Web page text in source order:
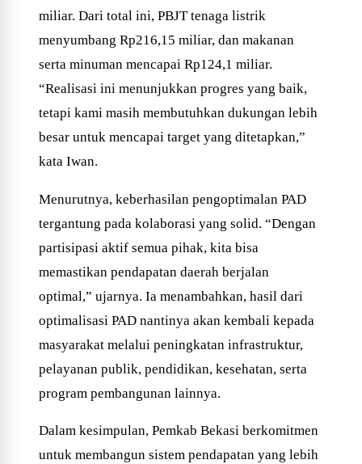
miliar. Dari total ini, PBJT tenaga listrik
menyumbang Rp216,15 miliar, dan makanan
serta minuman mencapai Rp124,1 miliar.
“Realisasi ini menunjukkan progres yang baik,
tetapi kami masih membutuhkan dukungan lebih
besar untuk mencapai target yang ditetapkan,”
kata Iwan.
Menurutnya, keberhasilan pengoptimalan PAD
tergantung pada kolaborasi yang solid. “Dengan
partisipasi aktif semua pihak, kita bisa
memastikan pendapatan daerah berjalan
optimal,” ujarnya. Ia menambahkan, hasil dari
optimalisasi PAD nantinya akan kembali kepada
masyarakat melalui peningkatan infrastruktur,
pelayanan publik, pendidikan, kesehatan, serta
program pembangunan lainnya.
Dalam kesimpulan, Pemkab Bekasi berkomitmen
untuk membangun sistem pendapatan yang lebih